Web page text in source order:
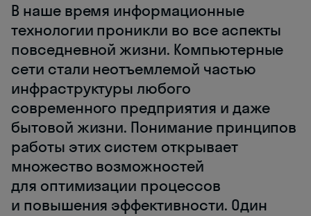
В наше время информационные
технологии проникли во все аспекты
повседневной жизни. Компьютерные
сети стали неотъемлемой частью
инфраструктуры любого
современного предприятия и даже
бытовой жизни. Понимание принципов
работы этих систем открывает
множество возможностей
для оптимизации процессов
и повышения эффективности. Один